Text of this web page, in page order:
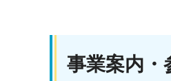
事業案内・